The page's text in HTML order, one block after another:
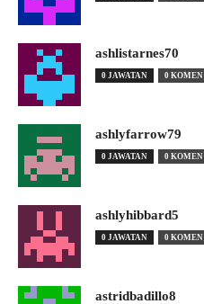
ashlistarnes70
0 JAWATAN 0 KOMEN
ashlyfarrow79
0 JAWATAN 0 KOMEN
ashlyhibbard5
0 JAWATAN 0 KOMEN
astridbadillo8